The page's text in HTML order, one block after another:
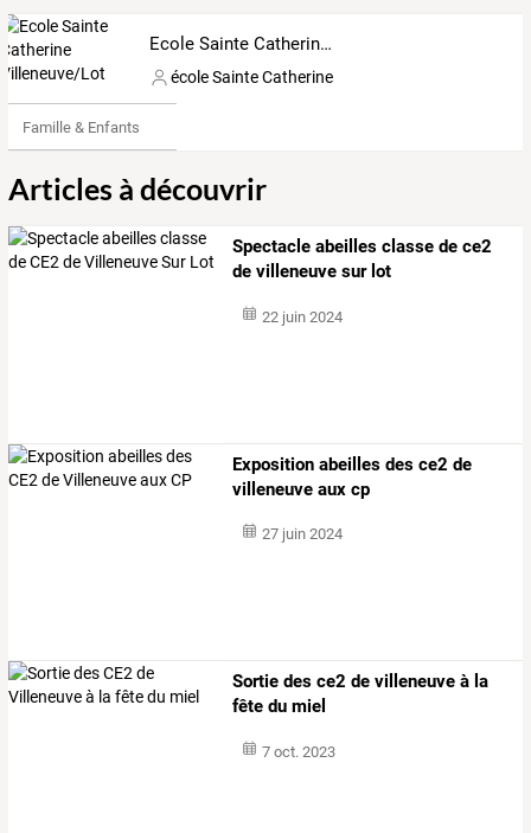
Ecole Sainte Catherine Villeneuve/Lot
école Sainte Catherine
Famille & Enfants
Articles à découvrir
Spectacle abeilles classe de ce2
de villeneuve sur lot
22 juin 2024
Exposition abeilles des ce2 de
villeneuve aux cp
27 juin 2024
Sortie des ce2 de villeneuve à la
fête du miel
7 oct. 2023